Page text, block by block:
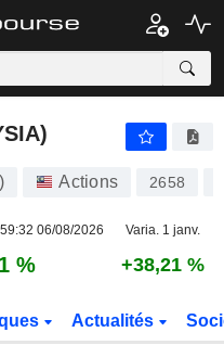
Actions 2658
06/08/2026 Varia. 1 janv.
% +38,21 %
Actualités